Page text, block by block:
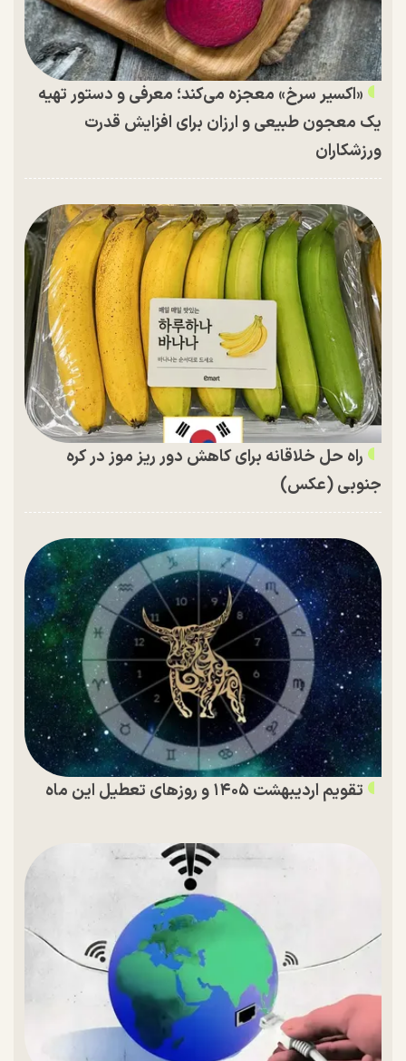
«اکسیر سرخ» معجزه می‌کند؛ معرفی و دستور تهیه
یک معجون طبیعی و ارزان برای افزایش قدرت
ورزشکاران
راه حل خلاقانه برای کاهش دور ریز موز در کره
جنوبی (عکس)
تقویم اردیبهشت ۱۴۰۵ و روز‌های تعطیل این ماه